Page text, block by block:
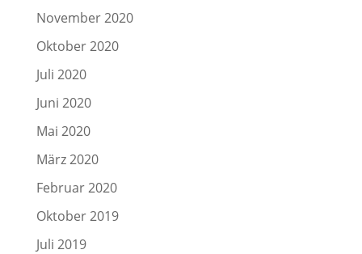
November 2020
Oktober 2020
Juli 2020
Juni 2020
Mai 2020
März 2020
Februar 2020
Oktober 2019
Juli 2019